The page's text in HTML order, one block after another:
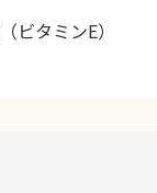
タミンE）